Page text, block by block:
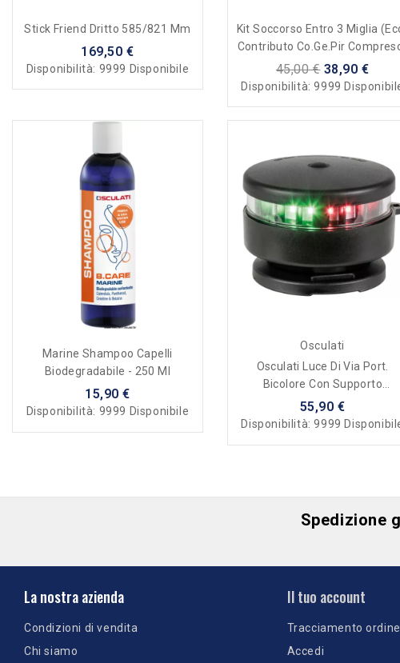
Stick Friend Dritto 585/821 Mm
169,50 €
Disponibilità: 9999 Disponibile
Kit Soccorso Entro 3 Miglia
Contributo Co.Ge.Pir
45,00 € 38,90 €
Disponibilità:9999
Marine Shampoo Capelli
Biodegradabile - 250 Ml
15,90 €
Disponibilità: 9999 Disponibile
Osculati
Osculati Luce Di Via Port.
Bicolore Con Supporto
Magnetico
55,90 €
Disponibilità:9999
Spedizione
La nostra azienda
Condizioni di vendita
Chi siamo
Il tuo account
Tracciamento ordine
Accedi